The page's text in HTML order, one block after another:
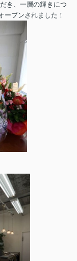
き、一層の輝きにつ
ープンされました！